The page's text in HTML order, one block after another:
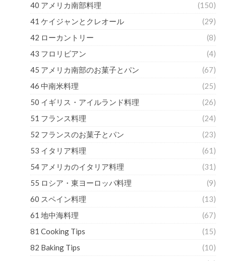
40 アメリカ南部料理
(150)
41 ケイジャンとクレオール
(29)
42 ローカントリー
(8)
43 フロリビアン
(4)
45 アメリカ南部のお菓子とパン
(67)
46 中南米料理
(25)
50 イギリス・アイルランド料理
(26)
51 フランス料理
(24)
52 フランスのお菓子とパン
(23)
53 イタリア料理
(61)
54 アメリカのイタリア料理
(31)
55 ロシア・東ヨーロッパ料理
(9)
60 スペイン料理
(13)
61 地中海料理
(67)
81 Cooking Tips
(15)
82 Baking Tips
(10)